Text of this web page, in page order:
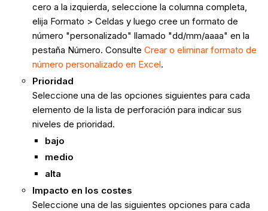
cero a la izquierda, seleccione la columna completa,
elija Formato > Celdas y luego cree un formato de
número "personalizado" llamado "dd/mm/aaaa" en la
pestaña Número. Consulte Crear o eliminar formato de
número personalizado en Excel.
Prioridad
Seleccione una de las opciones siguientes para cada
elemento de la lista de perforación para indicar sus
niveles de prioridad.
bajo
medio
alta
Impacto en los costes
Seleccione una de las siguientes opciones para cada